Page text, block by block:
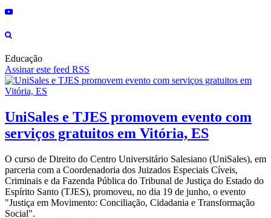
Educação
Assinar este feed RSS
UniSales e TJES promovem evento com
serviços gratuitos em Vitória, ES
O curso de Direito do Centro Universitário Salesiano (UniSales), em
parceria com a Coordenadoria dos Juizados Especiais Cíveis,
Criminais e da Fazenda Pública do Tribunal de Justiça do Estado do
Espírito Santo (TJES), promoveu, no dia 19 de junho, o evento
"Justiça em Movimento: Conciliação, Cidadania e Transformação
Social".